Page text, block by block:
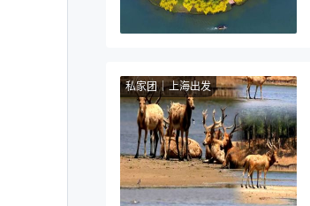
私家团 上海出发